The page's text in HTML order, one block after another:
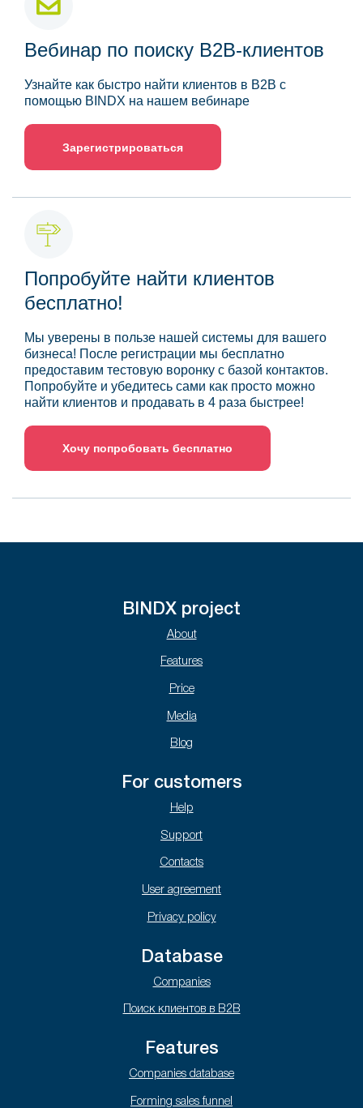
Вебинар по поиску B2B-клиентов
Узнайте как быстро найти клиентов в B2B с
помощью BINDX на нашем вебинаре
Зарегистрироваться
Попробуйте найти клиентов
бесплатно!
Мы уверены в пользе нашей системы для вашего
бизнеса! После регистрации мы бесплатно
предоставим тестовую воронку с базой контактов.
Попробуйте и убедитесь сами как просто можно
найти клиентов и продавать в 4 раза быстрее!
Хочу попробовать бесплатно
BINDX project
About
Features
Price
Media
Blog
For customers
Help
Support
Contacts
User agreement
Privacy policy
Database
Companies
Поиск клиентов в B2B
Features
Companies database
Forming sales funnel